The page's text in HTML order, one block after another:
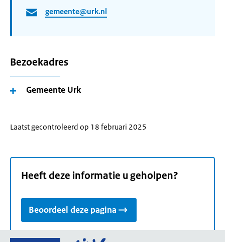
gemeente@urk.nl
Bezoekadres
Gemeente Urk
Laatst gecontroleerd op 18 februari 2025
Heeft deze informatie u geholpen?
Beoordeel deze pagina